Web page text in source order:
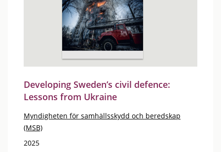
Developing Sweden’s civil defence:
Lessons from Ukraine
Myndigheten för samhällsskydd och beredskap
(MSB)
2025